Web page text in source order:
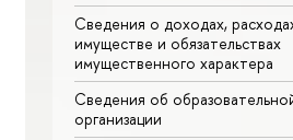
Сведения о доходах,
имуществе и обязательствах
имущественного характера
Сведения об
организации